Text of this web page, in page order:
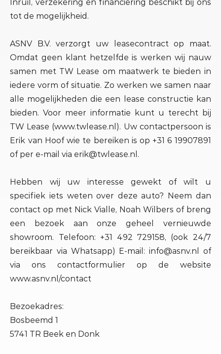
Inruil, verzekering en financiering beschikt bij ons
tot de mogelijkheid.
ASNV B.V. verzorgt uw leasecontract op maat.
Omdat geen klant hetzelfde is werken wij nauw
samen met TW Lease om maatwerk te bieden in
iedere vorm of situatie. Zo werken we samen naar
alle mogelijkheden die een lease constructie kan
bieden. Voor meer informatie kunt u terecht bij
TW Lease (www.twlease.nl). Uw contactpersoon is
Erik van Hoof wie te bereiken is op +31 6 19907891
of per e-mail via erik@twlease.nl.
Hebben wij uw interesse gewekt of wilt u
specifiek iets weten over deze auto? Neem dan
contact op met Nick Vialle, Noah Wilbers of breng
een bezoek aan onze geheel vernieuwde
showroom. Telefoon: +31 492 729158, (ook 24/7
bereikbaar via Whatsapp) E-mail: info@asnv.nl of
via ons contactformulier op de website
www.asnv.nl/contact
Bezoekadres:
Bosbeemd 1
5741 TR Beek en Donk